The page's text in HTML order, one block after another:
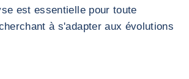
est essentielle pour toute
à s'adapter aux évolutions